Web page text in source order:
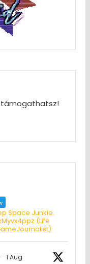
Space Junkie.
(Life
· 1 Aug